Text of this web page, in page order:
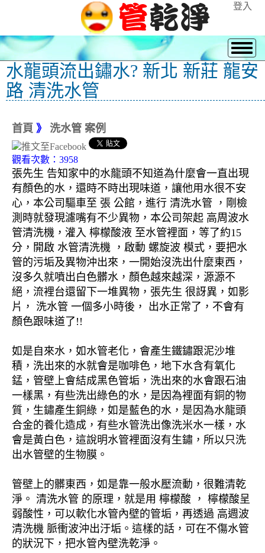
登入
水龍頭流出鏽水? 新北 新莊 龍安
路 清洗水管
首頁 》 洗水管 案例
觀看次數：3958
張先生 告知家中的水龍頭不知道為什麼會一直出現
有顏色的水，還時不時出現味道，讓他用水很不安
心，本公司驅車至 張 公館，進行 清洗水管 ，剛檢
測時就發現濾嘴有不少異物，本公司架起 高周波水
管清洗機，灌入 檸檬酸液 至水管裡面，等了約15
分，開啟 水管清洗機 ，啟動 螺旋波 模式，要把水
管的污垢及異物沖出來，一開始沒洗出什麼東西，
沒多久就噴出白色髒水，顏色越來越深，源源不
絕，流裡台還留下一堆異物，張先生 很訝異，如影
片， 洗水管 一個多小時後， 出水正常了，不會有
顏色跟味道了!!
如是自來水，如水管老化，會產生鐵鏽跟泥沙堆
積，洗出來的水就會是咖啡色，地下水含有氧化
錳，管壁上會結成黑色管垢，洗出來的水會跟石油
一樣黑，有些洗出綠色的水，是因為裡面有銅的物
質，生鏽產生銅綠，如是藍色的水，是因為水龍頭
合金的養化造成，有些水管洗出像洗米水一樣，水
會是黃白色，這說明水管裡面沒有生鏽，所以只洗
出水管壁的生物膜。
管壁上的髒東西，如是靠一般水壓流動，很難清乾
淨。 清洗水管 的原理，就是用 檸檬酸 ， 檸檬酸呈
弱酸性，可以軟化水管內壁的管垢，再透過 高週波
清洗機 脈衝波沖出汙垢。這樣的話，可在不傷水管
的狀況下，把水管內壁洗乾淨。